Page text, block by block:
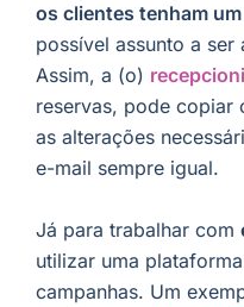
os clientes tenham
possível assunto a
Assim, a (o)
reservas, pode copiar
as alterações
e-mail sempre igual.
Já para trabalhar com
utilizar uma
campanhas. Um